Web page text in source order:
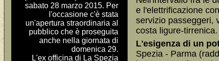
sabato 28 marzo 2015. Per
l'occasione c'è stata
un'apertura straordinaria al
pubblico che è proseguita
anche nella giornata di
domenica 29.
L'ex officina di La Spezia
e l'elettrificazione
servizio passeggeri,
costa ligure-tirrenica.
L'esigenza di un
Spezia - Parma